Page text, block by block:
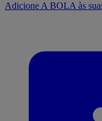
Adicione A BOLA às